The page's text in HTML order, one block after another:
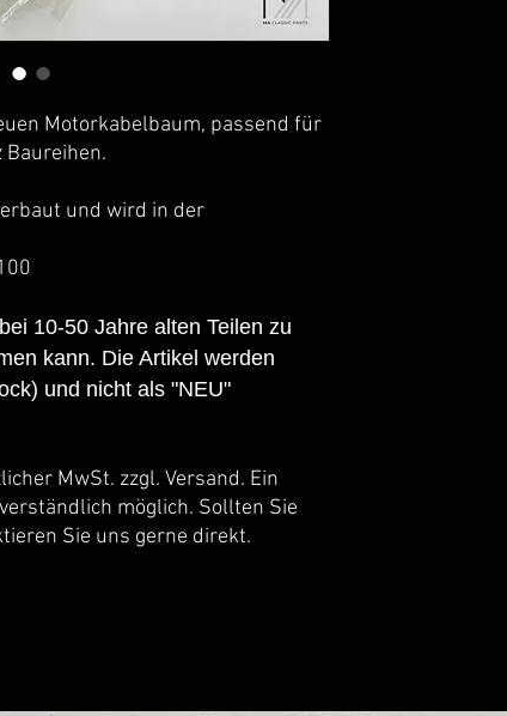
Motorkabelbaum, passend für
Baureihen.
und wird in der
10-50 Jahre alten Teilen zu
kann. Die Artikel werden
und nicht als "NEU"
MwSt. zzgl. Versand. Ein
möglich. Sollten Sie
Sie uns gerne direkt.